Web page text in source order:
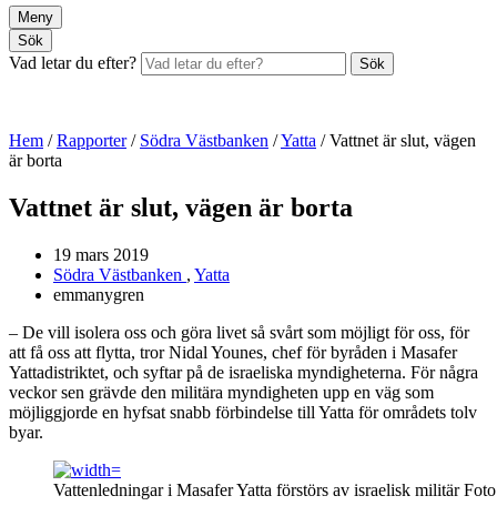
Meny
Sök
Vad letar du efter? Sök
Hem /Rapporter/ Södra Västbanken /Yatta /Vattnet är slut, vägen
är borta
Vattnet är slut, vägen är borta
19 mars 2019
Södra Västbanken , Yatta
emmanygren
– De vill isolera oss och göra livet så svårt som möjligt för oss, för
att få oss att flytta, tror Nidal Younes, chef för byråden i Masafer
Yattadistriktet, och syftar på de israeliska myndigheterna. För några
veckor sen grävde den militära myndigheten upp en väg som
möjliggjorde en hyfsat snabb förbindelse till Yatta för områdets tolv
byar.
Vattenledningar i Masafer Yatta förstörs av israelisk militär